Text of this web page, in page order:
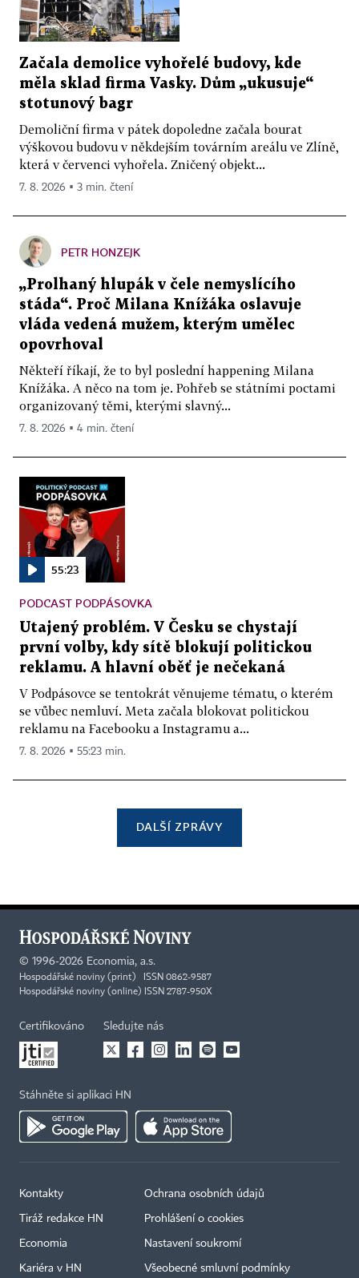
Začala demolice vyhořelé budovy, kde
měla sklad firma Vasky. Dům „ukusuje“
stotunový bagr
Demoliční firma v pátek dopoledne začala bourat
výškovou budovu v někdejším továrním areálu ve Zlíně,
která v červenci vyhořela. Zničený objekt...
7. 8. 2026 ▪ 3 min. čtení
PETR HONZEJK
„Prolhaný hlupák v čele nemyslícího
stáda“. Proč Milana Knížáka oslavuje
vláda vedená mužem, kterým umělec
opovrhoval
Někteří říkají, že to byl poslední happening Milana
Knížáka. A něco na tom je. Pohřeb se státními poctami
organizovaný těmi, kterými slavný...
7. 8. 2026 ▪ 4 min. čtení
55:23
PODCAST PODPÁSOVKA
Utajený problém. V Česku se chystají
první volby, kdy sítě blokují politickou
reklamu. A hlavní oběť je nečekaná
V Podpásovce se tentokrát věnujeme tématu, o kterém
se vůbec nemluví. Meta začala blokovat politickou
reklamu na Facebooku a Instagramu a...
7. 8. 2026 ▪ 55:23 min.
DALŠÍ ZPRÁVY
© 1996-2026 Economia, a.s.
Hospodářské noviny (print) ISSN 0862-9587
Hospodářské noviny (online) ISSN 2787-950X
Certifikováno Sledujte nás
Stáhněte si aplikaci HN
Kontakty
Tiráž redakce HN
Economia
Kariéra v HN
Ochrana osobních údajů
Prohlášení o cookies
Nastavení soukromí
Všeobecné smluvní podmínky